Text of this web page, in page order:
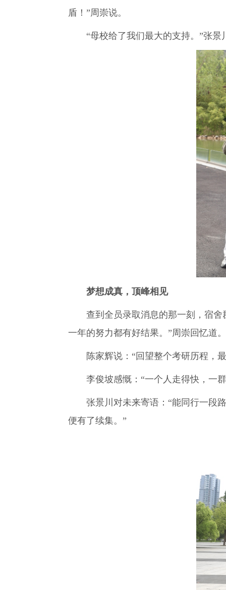
盾！”周崇说。
“母校给了我们最大的支持。”张
梦想成真，顶峰相见
查到全员录取消息的那一刻，宿
一年的努力都有好结果。”周崇回忆道。
陈家辉说：“回望整个考研历程，
李俊坡感慨：“一个人走得快，一
张景川对未来寄语：“能同行一段
便有了续集。”